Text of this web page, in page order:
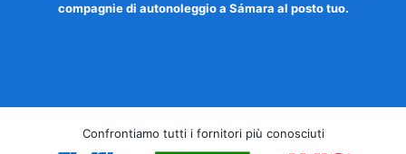
compagnie di autonoleggio a Sámara al posto tuo.
Confrontiamo tutti i fornitori più conosciuti